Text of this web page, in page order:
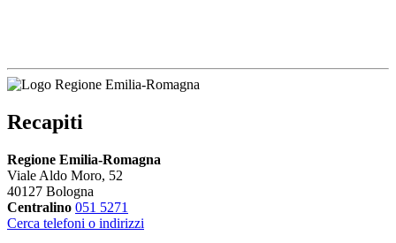
Recapiti
Regione Emilia-Romagna
Viale Aldo Moro, 52
40127 Bologna
Centralino 051 5271
Cerca telefoni o indirizzi